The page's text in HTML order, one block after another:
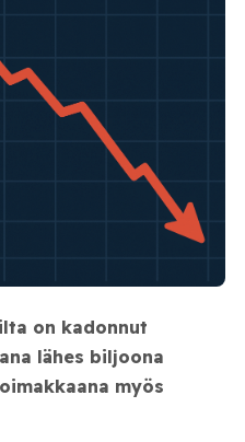
on kadonnut
lähes biljoona
myös